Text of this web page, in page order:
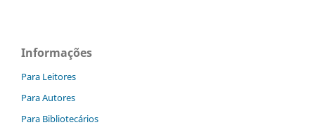
Informações
Para Leitores
Para Autores
Para Bibliotecários